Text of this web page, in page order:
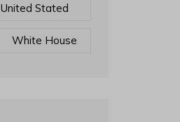
United Stated
White House